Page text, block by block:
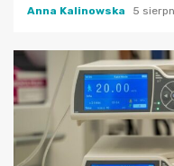
Anna Kalinowska 5